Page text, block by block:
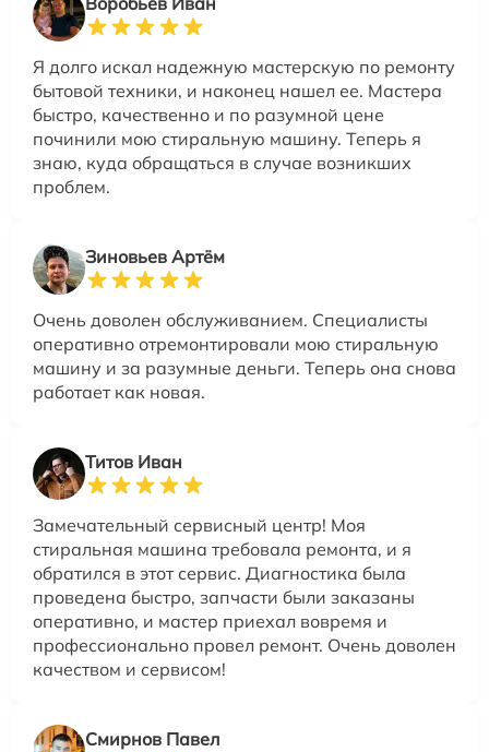
Я долго искал надежную мастерскую по ремонту
бытовой техники, и наконец нашел ее. Мастера
быстро, качественно и по разумной цене
починили мою стиральную машину. Теперь я
знаю, куда обращаться в случае возникших
проблем.
Зиновьев Артём
Очень доволен обслуживанием. Специалисты
оперативно отремонтировали мою стиральную
машину и за разумные деньги. Теперь она снова
работает как новая.
Титов Иван
Замечательный сервисный центр! Моя
стиральная машина требовала ремонта, и я
обратился в этот сервис. Диагностика была
проведена быстро, запчасти были заказаны
оперативно, и мастер приехал вовремя и
профессионально провел ремонт. Очень доволен
качеством и сервисом!
Смирнов Павел